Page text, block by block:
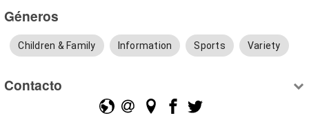
Géneros
Children & Family Information Sports Variety
Contacto